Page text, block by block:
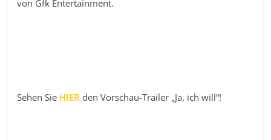
von Gfk Entertainment.
Sehen Sie HIER den Vorschau-Trailer „Ja, ich will“!